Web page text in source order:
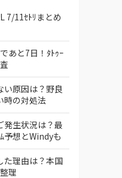
7/11ｾﾄﾘまとめ
あと7日！ﾀﾄｩｰ
い原因は？野良
時の対処法
発生状況は？最
予想とWindyも
た理由は？本国
理